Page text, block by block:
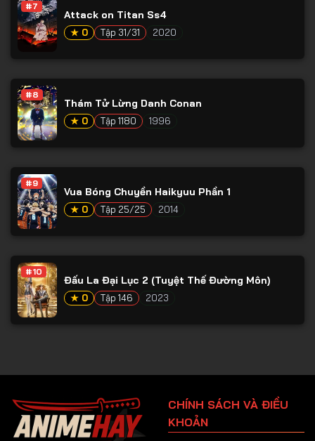
#7
Attack on Titan Ss4
★ 0 Tập 31/31 2020
#8
Thám Tử Lừng Danh Conan
★ 0 Tập 1180 1996
#9
Vua Bóng Chuyền Haikyuu Phần 1
★ 0 Tập 25/25 2014
#10
Đấu La Đại Lục 2 (Tuyệt Thế Đường Môn)
★ 0 Tập 146 2023
CHÍNH SÁCH VÀ ĐIỀU
KHOẢN